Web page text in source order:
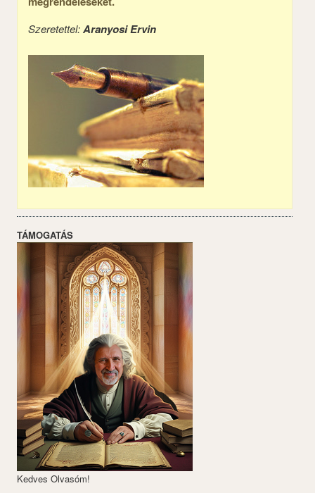
Szeretettel:Aranyosi Ervin
TÁMOGATÁS
Kedves Olvasóm!